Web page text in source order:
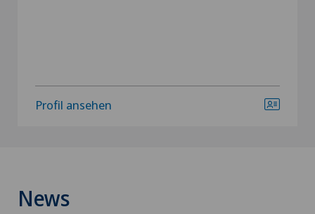
Profil ansehen
News